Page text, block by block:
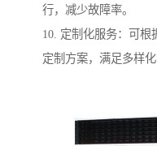
行，减少故障率。
10. 定制化服务：可根
定制方案，满足多样化